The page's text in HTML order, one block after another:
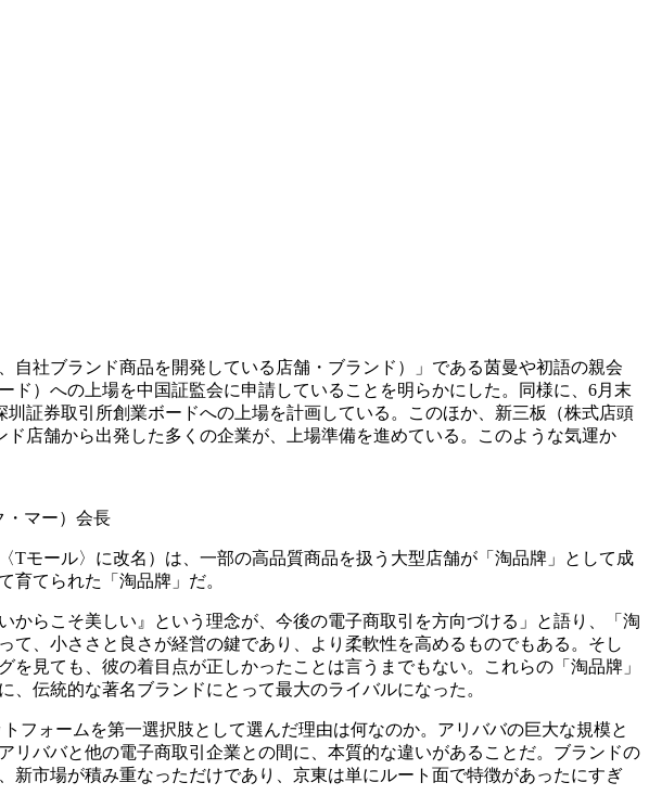
社ブランド商品を開発している店舗・ブランド）」である茵曼や初語の親会
）への上場を中国証監会に申請していることを明らかにした。同様に、6月末
証券取引所創業ボードへの上場を計画している。このほか、新三板（株式店頭
店舗から出発した多くの企業が、上場準備を進めている。このような気運か
・マー）会長
Tモール〉に改名）は、一部の高品質商品を扱う大型店舗が「淘品牌」として成
育てられた「淘品牌」だ。
らこそ美しい』という理念が、今後の電子商取引を方向づける」と語り、「淘
、小ささと良さが経営の鍵であり、より柔軟性を高めるものでもある。そし
見ても、彼の着目点が正しかったことは言うまでもない。これらの「淘品牌」
伝統的な著名ブランドにとって最大のライバルになった。
フォームを第一選択肢として選んだ理由は何なのか。アリババの巨大な規模と
ババと他の電子商取引企業との間に、本質的な違いがあることだ。ブランドの
市場が積み重なっただけであり、京東は単にルート面で特徴があったにすぎ